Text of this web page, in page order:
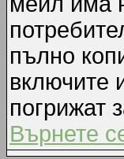
пълно
включите
погрижат
Върнете